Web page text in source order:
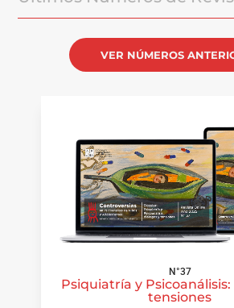
VER NÚMEROS
N°37
Psiquiatría y
tensiones